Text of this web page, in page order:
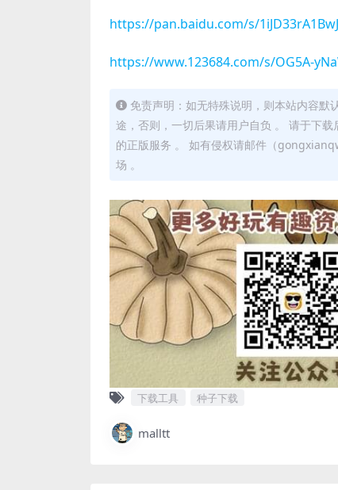
https://pan.baidu.com/s/
https://www.123684.com/s/OG5A-
免责声明：如无特殊说明，则本站内容默
途，否则，一切后果请用户自负 。 请于下
的正版服务 。 如有侵权请邮件（
场 。
下载工具 种子下载
malltt